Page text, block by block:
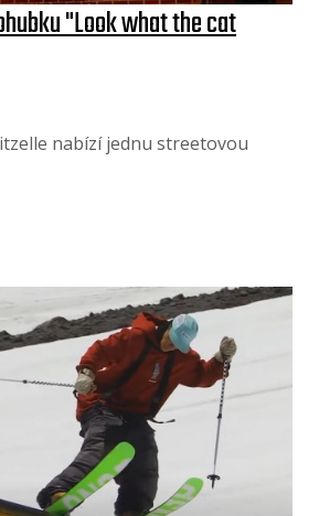
"Look what the cat
nabízí jednu streetovou